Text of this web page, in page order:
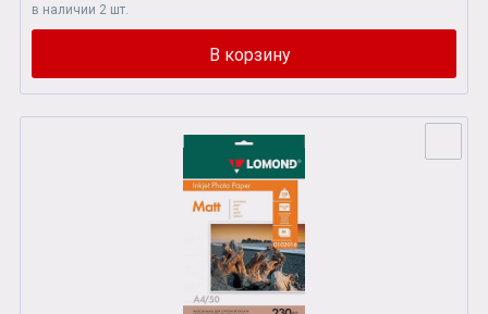
в наличии 2 шт.